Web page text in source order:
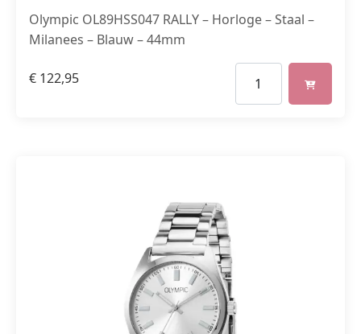
Olympic OL89HSS047 RALLY – Horloge – Staal –
Milanees – Blauw – 44mm
€ 122,95